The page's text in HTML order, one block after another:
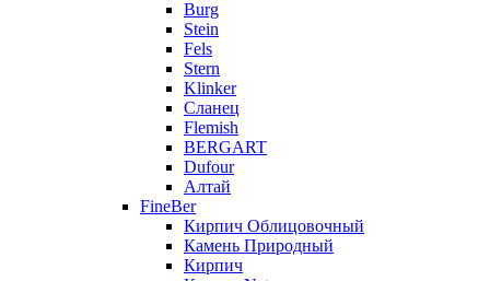
Burg
Stein
Fels
Stern
Klinker
Сланец
Flemish
BERGART
Dufour
Алтай
FineBer
Кирпич Облицовочный
Камень Природный
Кирпич